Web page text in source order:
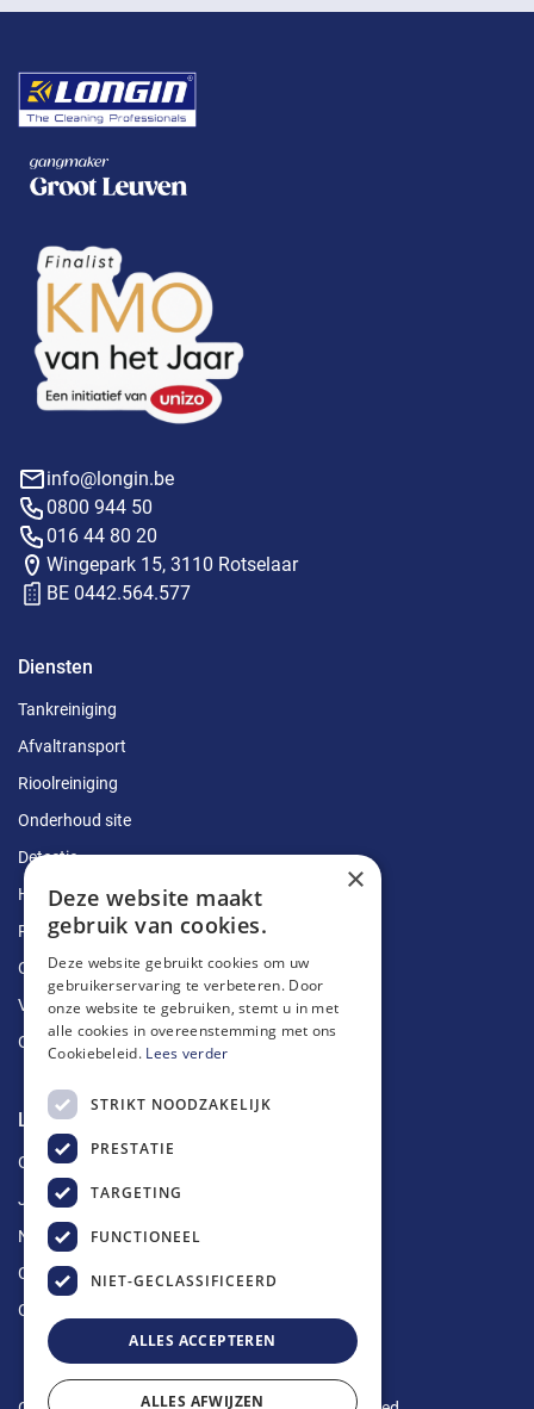
info@longin.be
0800 944 50
016 44 80 20
Wingepark 15, 3110 Rotselaar
BE 0442.564.577
Diensten
Tankreiniging
Afvaltransport
Rioolreiniging
Onderhoud site
Detectie
Herstellingen
Ruimingen
Ontstoppingen
Vetputten
Ontkalking
Longin Service
Over ons
Jobs
Nieuws
Contact
Offerte aanvragen
×
Deze website maakt
gebruik van cookies.
Deze website gebruikt cookies om uw
gebruikerservaring te verbeteren. Door
onze website te gebruiken, stemt u in met
alle cookies in overeenstemming met ons
Cookiebeleid. Lees verder
STRIKT NOODZAKELIJK
PRESTATIE
TARGETING
FUNCTIONEEL
NIET-GECLASSIFICEERD
ALLES ACCEPTEREN
ALLES AFWIJZEN